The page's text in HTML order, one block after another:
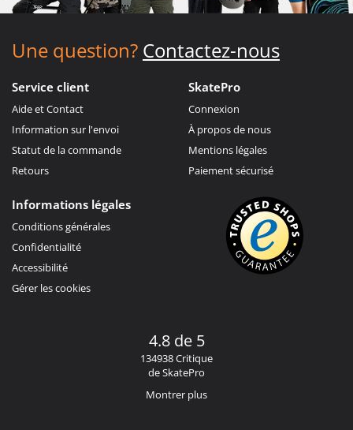
Une question? Contactez-nous
Service client
Aide et Contact
Information sur l'envoi
Statut de la commande
Retours
SkatePro
Connexion
À propos de nous
Mentions légales
Paiement sécurisé
Informations légales
Conditions générales
Confidentialité
Accessibilité
Gérer les cookies
4.8 de 5
134938 Critique
de SkatePro
Montrer plus